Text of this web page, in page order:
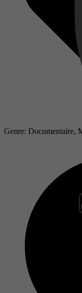
Genre: Documentaire,